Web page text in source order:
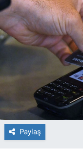
Paylaş
Yaşam